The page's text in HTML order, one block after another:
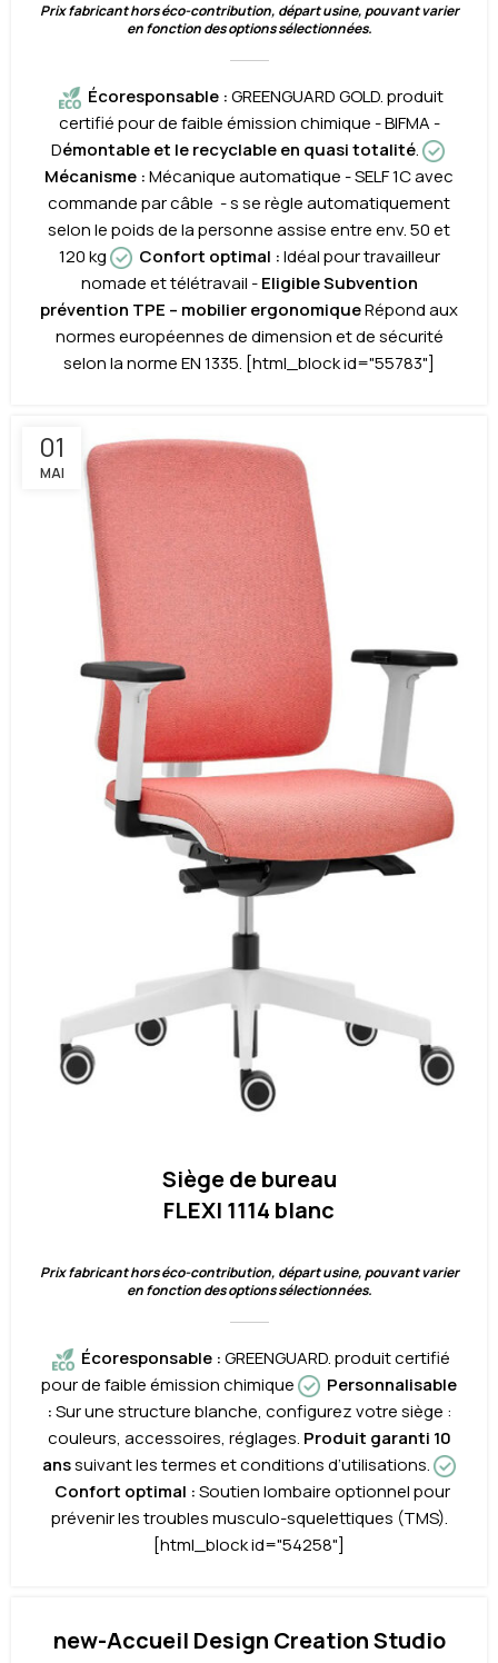
Prix fabricant hors éco-contribution, départ usine, pouvant varier
en fonction des options sélectionnées.
Écoresponsable:GREENGUARD GOLD. produit
certifié pour de faible émission chimique - BIFMA -
Démontable et le recyclable en quasi totalité.
Mécanisme :Mécanique automatique - SELF 1C avec
commande par câble - s se règle automatiquement
selon le poids de la personne assise entre env. 50 et
120 kg
Confort optimal :Idéal pour travailleur
nomade et télétravail -Eligible Subvention
prévention TPE – mobilier ergonomiqueRépond aux
normes européennes de dimension et de sécurité
selon la norme EN 1335. [html_block id="55783"]
01
MAI
Siège de bureau
FLEXI 1114 blanc
Prix fabricant hors éco-contribution, départ usine, pouvant varier
en fonction des options sélectionnées.
Écoresponsable:GREENGUARD. produit certifié
pour de faible émission chimique
Personnalisable
:Sur une structure blanche, configurez votre siège :
couleurs, accessoires, réglages. Produit garanti 10
anssuivant les termes et conditions d’utilisations.
Confort optimal :Soutien lombaire optionnel pour
prévenir les troubles musculo-squelettiques (TMS).
[html_block id="54258"]
new-Accueil Design Creation Studio